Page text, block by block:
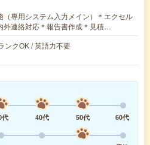
（専用システム入力メイン）＊エクセル
外連絡対応＊報告書作成＊見積…
ンクOK / 英語力不要
代 40代 50代
60代